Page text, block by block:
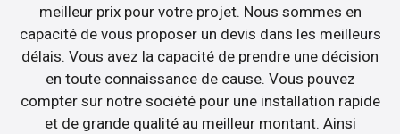
meilleur prix pour votre projet. Nous sommes en
capacité de vous proposer un devis dans les meilleurs
délais. Vous avez la capacité de prendre une décision
en toute connaissance de cause. Vous pouvez
compter sur notre société pour une installation rapide
et de grande qualité au meilleur montant. Ainsi